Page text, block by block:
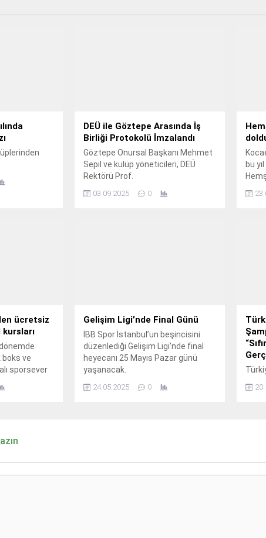
DEÜ ile Göztepe Arasında İş
Birliği Protokolü İmzalandı
Göztepe Onursal Başkanı Mehmet
Sepil ve kulüp yöneticileri, DEÜ
Rektörü Prof.
03.09.2025 0
bu
gollü
ücretsiz
ve
sporsever
Gelişim Ligi’nde Final Günü
İBB Spor İstanbul’un beşincisini
düzenlediği Gelişim Ligi’nde final
heyecanı 25 Mayıs Pazar günü
yaşanacak.
24.05.2025 0